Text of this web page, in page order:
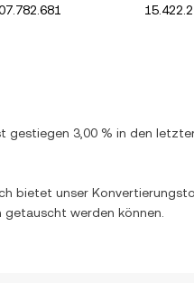
gestiegen 3,00 % in den
bietet unser
werden können.